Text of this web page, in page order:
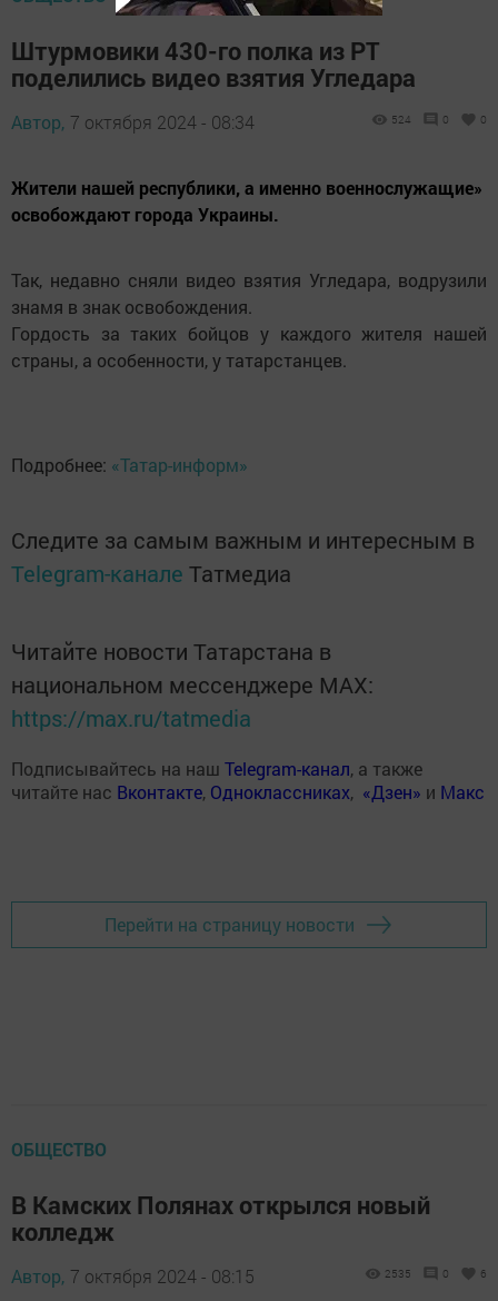
Штурмовики 430-го полка из РТ
поделились видео взятия Угледара
Автор, 7 октября 2024 - 08:34 524 0 0
Жители нашей республики, а именно военнослужащие»
освобождают города Украины.
Так, недавно сняли видео взятия Угледара, водрузили
знамя в знак освобождения.
Гордость за таких бойцов у каждого жителя нашей
страны, а особенности, у татарстанцев.
Подробнее: «Татар-информ»
Следите за самым важным и интересным в
Telegram-канале Татмедиа
Читайте новости Татарстана в
национальном мессенджере MАХ:
https://max.ru/tatmedia
Подписывайтесь на наш Telegram-канал, а также
читайте нас Вконтакте, Одноклассниках, «Дзен» и Макс
Перейти на страницу новости
ОБЩЕСТВО
В Камских Полянах открылся новый
колледж
Автор, 7 октября 2024 - 08:15 2535 0 6